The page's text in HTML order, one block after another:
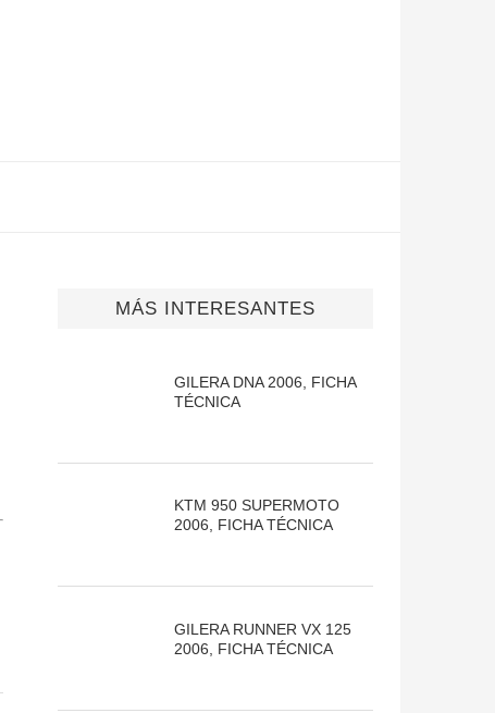
MÁS INTERESANTES
GILERA DNA 2006, FICHA
TÉCNICA
KTM 950 SUPERMOTO
2006, FICHA TÉCNICA
GILERA RUNNER VX 125
2006, FICHA TÉCNICA